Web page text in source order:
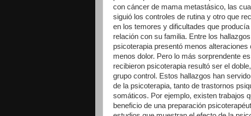
con cáncer de mama metastásico, las
siguió los controles de rutina y otro que
en los temores y dificultades que
relación con su familia. Entre los
psicoterapia presentó menos
menos dolor. Pero lo más sorprendente
recibieron psicoterapia resultó ser el
grupo control. Estos hallazgos han
de la psicoterapia, tanto de trastornos
somáticos. Por ejemplo, existen trabajos
beneficio de una preparación